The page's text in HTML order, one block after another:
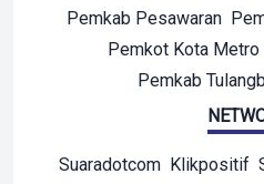
Pemkab Pesawaran
Pemkot Kota Metro
Pemkab
Suaradotcom Klikpositif